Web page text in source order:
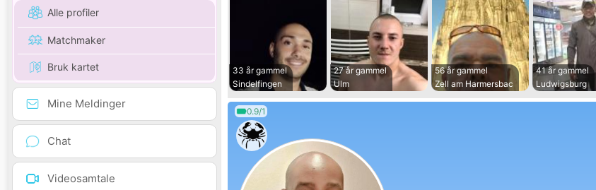
Alle profiler
Matchmaker
Bruk kartet
Mine Meldinger
Chat
Videosamtale
33 år gammel
Sindelfingen
27 år gammel
Ulm
56 år gammel
Zell am Harmersbac
41 år gammel
Ludwigsburg
0.9/1